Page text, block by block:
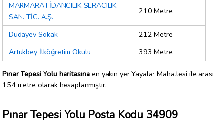
MARMARA FİDANCILIK SERACILIK
SAN. TİC. A.Ş.
210 Metre
Dudayev Sokak
212 Metre
Artukbey İlköğretim Okulu
393 Metre
Pınar Tepesi Yolu haritasına en yakın yer Yayalar Mahallesi ile arası
154 metre olarak hesaplanmıştır.
Pınar Tepesi Yolu Posta Kodu 34909